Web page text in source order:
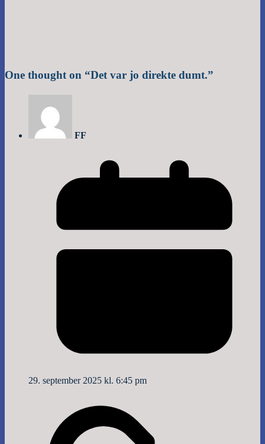
One thought on “Det var jo direkte dumt.”
FF
29. september 2025 kl. 6:45 pm